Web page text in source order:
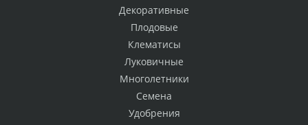
Декоративные
Плодовые
Клематисы
Луковичные
Многолетники
Семена
Удобрения